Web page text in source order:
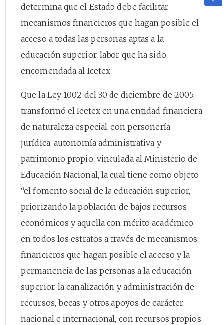
determina que el Estado debe facilitar
mecanismos financieros que hagan posible el
acceso a todas las personas aptas a la
educación superior, labor que ha sido
encomendada al Icetex.
Que la Ley 1002 del 30 de diciembre de 2005,
transformó el Icetex en una entidad financiera
de naturaleza especial, con personería
jurídica, autonomía administrativa y
patrimonio propio, vinculada al Ministerio de
Educación Nacional, la cual tiene como objeto
“el fomento social de la educación superior,
priorizando la población de bajos recursos
económicos y aquella con mérito académico
en todos los estratos a través de mecanismos
financieros que hagan posible el acceso y la
permanencia de las personas a la educación
superior, la canalización y administración de
recursos, becas y otros apoyos de carácter
nacional e internacional, con recursos propios